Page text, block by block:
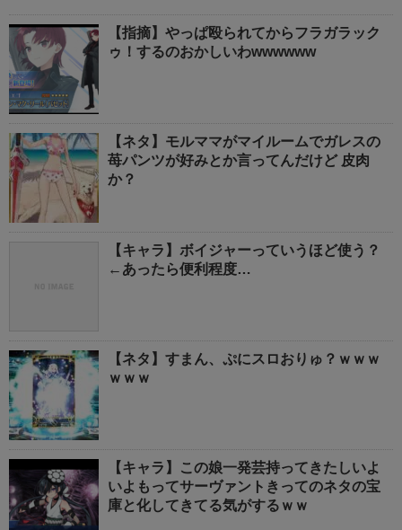
【指摘】やっぱ殴られてからフラガラック
ゥ！するのおかしいわwwwwww
【ネタ】モルママがマイルームでガレスの
苺パンツが好みとか言ってんだけど 皮肉
か？
【キャラ】ボイジャーっていうほど使う？
←あったら便利程度…
【ネタ】すまん、ぷにスロおりゅ？ｗｗｗ
ｗｗｗ
【キャラ】この娘一発芸持ってきたしいよ
いよもってサーヴァントきってのネタの宝
庫と化してきてる気がするｗｗ